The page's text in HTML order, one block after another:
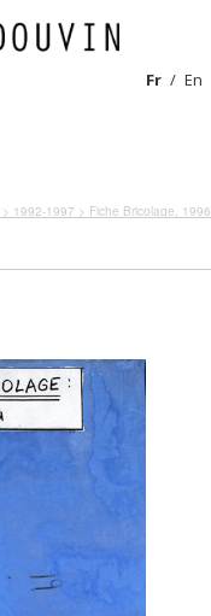
Fr En
> 1992-1997 > Fiche Bricolage, 1996